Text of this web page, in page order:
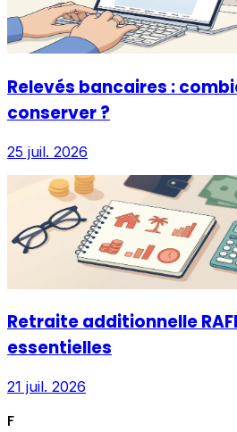
Relevés bancaires :
conserver ?
25 juil. 2026
Retraite additionnelle
essentielles
21 juil. 2026
F